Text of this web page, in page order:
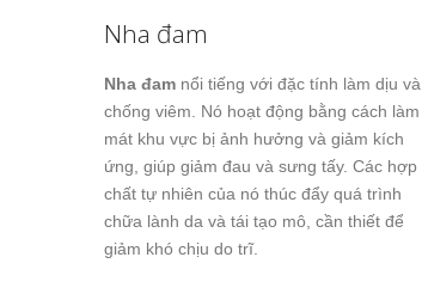
Nha đam
Nha đam nổi tiếng với đặc tính làm dịu và
chống viêm. Nó hoạt động bằng cách làm
mát khu vực bị ảnh hưởng và giảm kích
ứng, giúp giảm đau và sưng tấy. Các hợp
chất tự nhiên của nó thúc đẩy quá trình
chữa lành da và tái tạo mô, cần thiết để
giảm khó chịu do trĩ.